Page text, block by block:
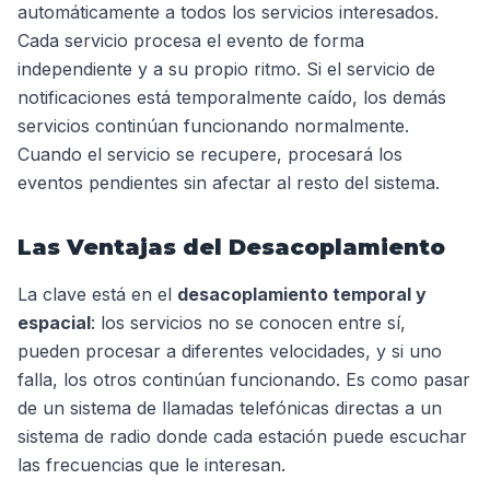
automáticamente a todos los servicios interesados.
Cada servicio procesa el evento de forma
independiente y a su propio ritmo. Si el servicio de
notificaciones está temporalmente caído, los demás
servicios continúan funcionando normalmente.
Cuando el servicio se recupere, procesará los
eventos pendientes sin afectar al resto del sistema.
Las Ventajas del Desacoplamiento
La clave está en el desacoplamiento temporal y
espacial: los servicios no se conocen entre sí,
pueden procesar a diferentes velocidades, y si uno
falla, los otros continúan funcionando. Es como pasar
de un sistema de llamadas telefónicas directas a un
sistema de radio donde cada estación puede escuchar
las frecuencias que le interesan.